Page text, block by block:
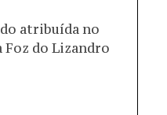
atribuída no
Foz do Lizandro